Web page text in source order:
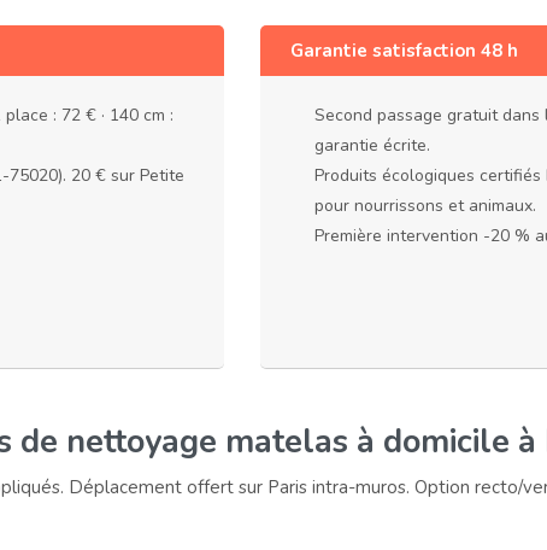
: 72 € · 140 cm :
20 € sur Petite
Garantie satisfaction 48 h
Second passage gratuit
garantie écrite.
Produits écologiques
pour nourrissons et animaux.
Première intervention -20 %
de nettoyage matelas à domicile à
Déplacement offert sur Paris intra-muros. Option recto/